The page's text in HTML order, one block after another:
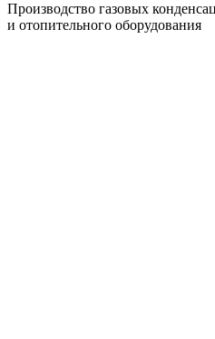
Производство газовых
и отопительного оборудования